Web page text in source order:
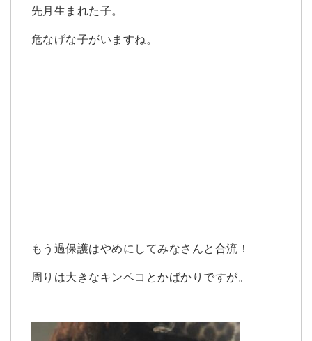
先月生まれた子。
危なげな子がいますね。
もう過保護はやめにしてみなさんと合流！
周りは大きなキンペコとかばかりですが。